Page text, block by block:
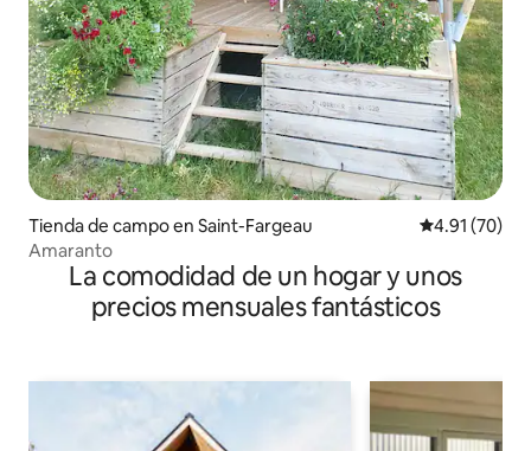
Tienda de campo en Saint-Fargeau Calificación
4.91 (70)
Amaranto
La comodidad de un hogar y unos
precios mensuales fantásticos